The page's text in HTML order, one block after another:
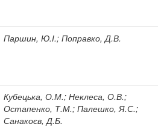
Паршин, Ю.І.; Поправко, Д.В.
Кубецька, О.М.; Неклеса, О.В.;
Остапенко, Т.М.; Палешко, Я.С.;
Санакоєв, Д.Б.